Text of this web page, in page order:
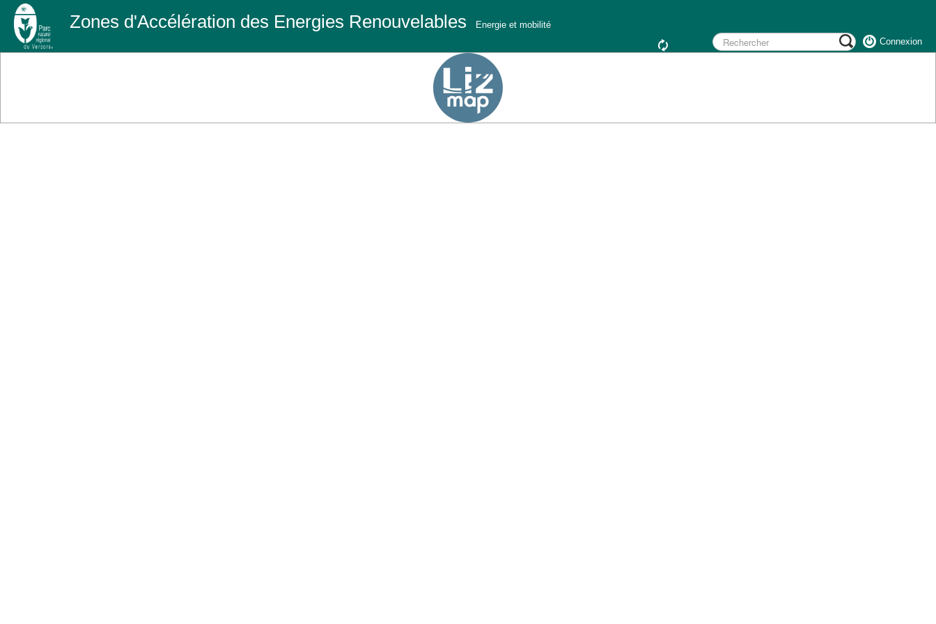
Zones d'Accélération des Energies Renouvelables
Energie et mobilité
Connexion